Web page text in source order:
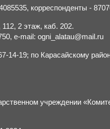
корреспонденты -
2 этаж, каб. 202.
e-mail: ogni_alatau@mail.ru
14-19; по Карасайскому
учреждении